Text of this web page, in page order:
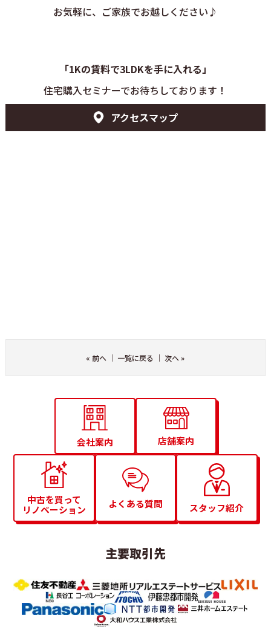
お気軽に、ご家族でお越しください♪
「1Kの賃料で3LDKを手に入れる」
住宅購入セミナーでお待ちしております！
アクセスマップ
« 前へ ｜ 一覧に戻る ｜次へ»
会社案内 店舗案内
中古を買って
リノベーション
よくある質問 スタッフ紹介
主要取引先